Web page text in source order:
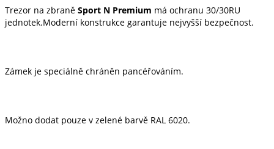
Trezor na zbraně Sport N Premium má ochranu 30/30RU
jednotek.Moderní konstrukce garantuje nejvyšší bezpečnost.
Zámek je speciálně chráněn pancéřováním.
Možno dodat pouze v zelené barvě RAL 6020.